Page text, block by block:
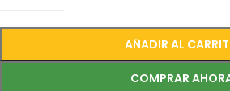
AÑADIR AL
COMPRAR